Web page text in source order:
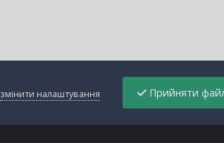
змінити налаштування
Прийняти